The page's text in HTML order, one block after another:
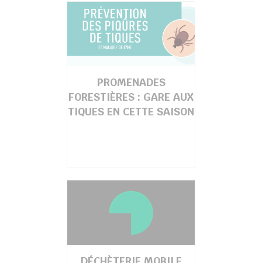
PROMENADES
FORESTIÈRES : GARE AUX
TIQUES EN CETTE SAISON